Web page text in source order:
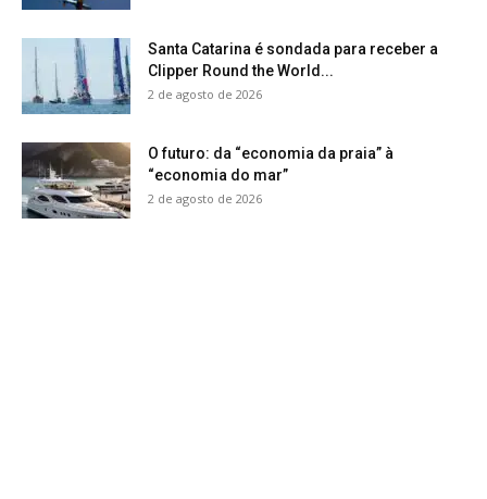
Santa Catarina é sondada para receber a
Clipper Round the World...
2 de agosto de 2026
O futuro: da “economia da praia” à
“economia do mar”
2 de agosto de 2026